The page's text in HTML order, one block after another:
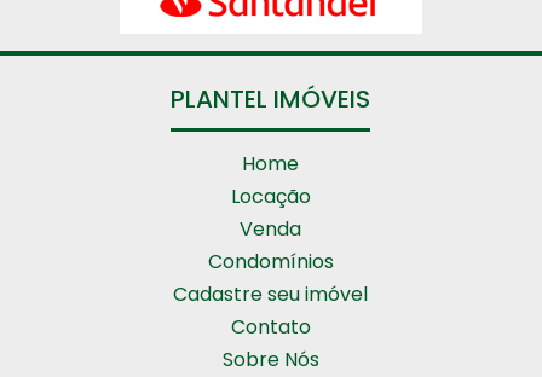
PLANTEL IMÓVEIS
Home
Locação
Venda
Condomínios
Cadastre seu imóvel
Contato
Sobre Nós